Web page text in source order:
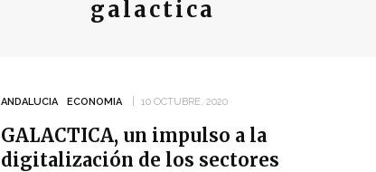
galactica
ANDALUCIA ECONOMIA 10 OCTUBRE, 2020
GALACTICA, un impulso a la
digitalización de los sectores